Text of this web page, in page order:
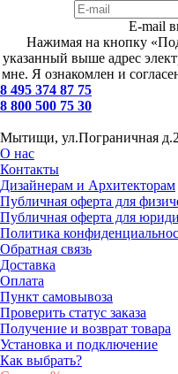
E-mail
Нажимая на кнопку
указанный выше адрес
мне. Я ознакомлен и
8 495 374 87 75
8 800 500 75 30
Мытищи, ул.Пограничная
О нас
Контакты
Дизайнерам и Архитекторам
Публичная оферта для
Публичная оферта для
Политика
Обратная связь
Доставка
Оплата
Пункт самовывоза
Проверить статус заказа
Получение и возврат товара
Установка и подключение
Как выбрать?